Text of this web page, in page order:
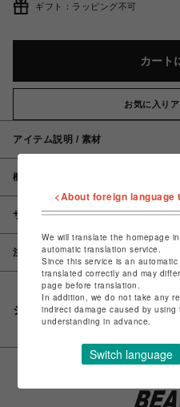
ギフト：ラッピング不可
カート
お気に入り
アイテム説明 / 素材
概要
サイズ
注意事項
シェアする
<About foreign language
We will translate the homepage
automatic translation service.
Since this service is an
translated correctly and may
page before translation.
In addition, we do not take any
indirect damage caused by
understanding in advance.
Switch language